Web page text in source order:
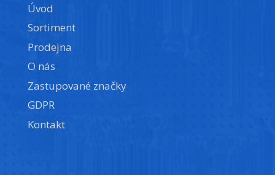
Úvod
Sortiment
Prodejna
O nás
Zastupované značky
GDPR
Kontakt